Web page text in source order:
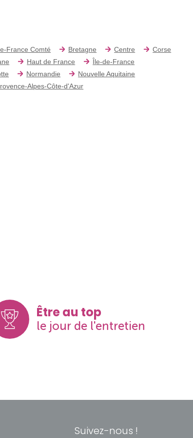
France Comté Bretagne Centre
Corse
Haut de France
Île-de-France
Normandie
Nouvelle Aquitaine
Alpes-Côte-d'Azur
Être au top
le jour de l'entretien
Suivez-nous !